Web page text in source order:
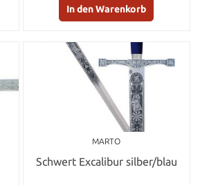
In den Warenkorb
MARTO
Schwert Excalibur silber/blau